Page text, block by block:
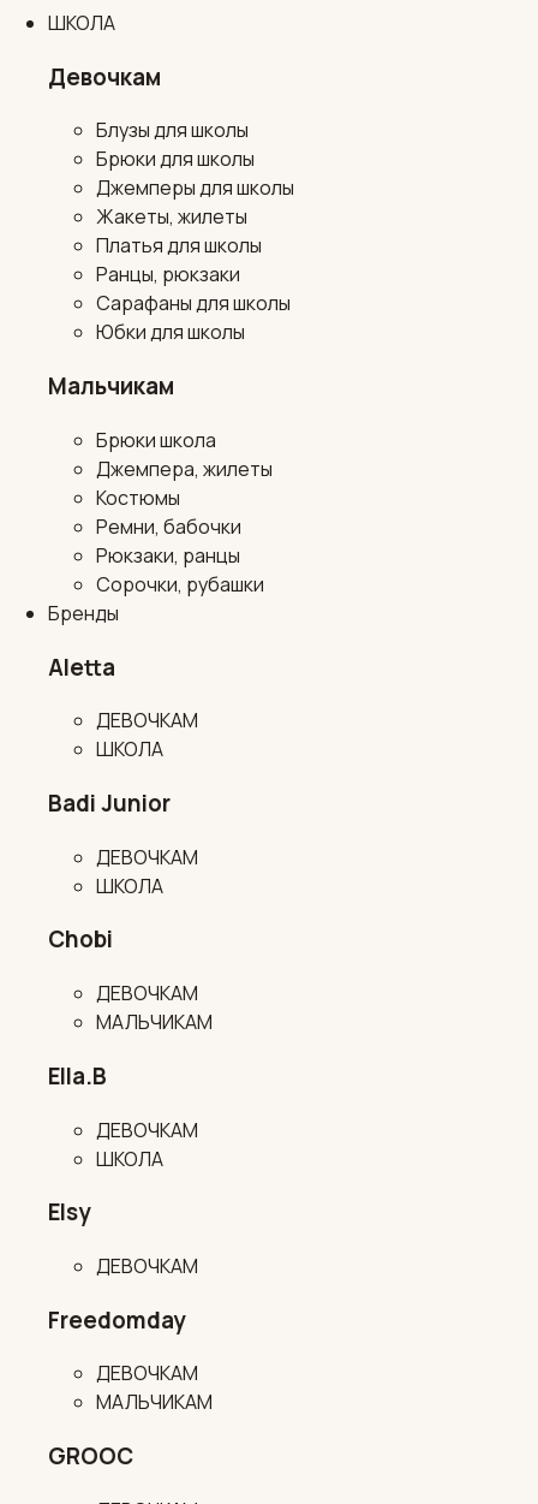
ШКОЛА
Девочкам
Блузы для школы
Брюки для школы
Джемперы для школы
Жакеты, жилеты
Платья для школы
Ранцы, рюкзаки
Сарафаны для школы
Юбки для школы
Мальчикам
Брюки школа
Джемпера, жилеты
Костюмы
Ремни, бабочки
Рюкзаки, ранцы
Сорочки, рубашки
Бренды
Aletta
ДЕВОЧКАМ
ШКОЛА
Badi Junior
ДЕВОЧКАМ
ШКОЛА
Chobi
ДЕВОЧКАМ
МАЛЬЧИКАМ
Ella.B
ДЕВОЧКАМ
ШКОЛА
Elsy
ДЕВОЧКАМ
Freedomday
ДЕВОЧКАМ
МАЛЬЧИКАМ
GROOC